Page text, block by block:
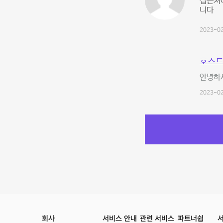
니다
2023-
호스
안녕
2023-
회사 서비스 안내 관련 서비스 파트너쉽